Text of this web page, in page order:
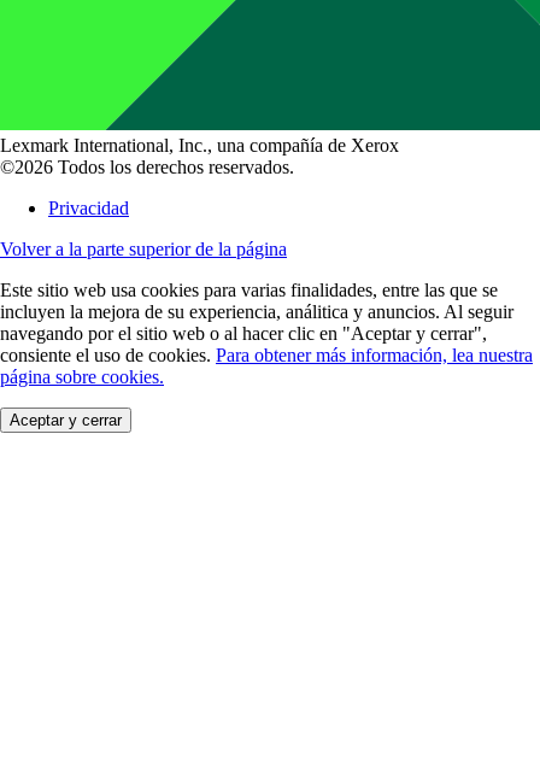
Lexmark International, Inc., una compañía de Xerox
©2026 Todos los derechos reservados.
Privacidad
Volver a la parte superior de la página
Este sitio web usa cookies para varias finalidades, entre las que se
incluyen la mejora de su experiencia, análitica y anuncios. Al seguir
navegando por el sitio web o al hacer clic en "Aceptar y cerrar",
consiente el uso de cookies. Para obtener más información, lea nuestra
página sobre cookies.
Aceptar y cerrar